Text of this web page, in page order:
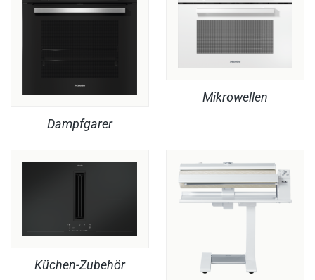
Dampfgarer
Mikrowellen
Küchen-Zubehör